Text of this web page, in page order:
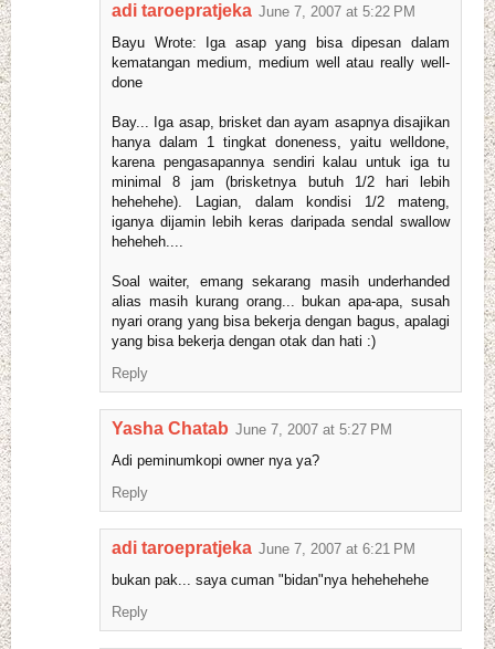
adi taroepratjeka June 7, 2007 at 5:22 PM
Bayu Wrote: Iga asap yang bisa dipesan dalam
kematangan medium, medium well atau really well-
done
Bay... Iga asap, brisket dan ayam asapnya disajikan
hanya dalam 1 tingkat doneness, yaitu welldone,
karena pengasapannya sendiri kalau untuk iga tu
minimal 8 jam (brisketnya butuh 1/2 hari lebih
hehehehe). Lagian, dalam kondisi 1/2 mateng,
iganya dijamin lebih keras daripada sendal swallow
heheheh....
Soal waiter, emang sekarang masih underhanded
alias masih kurang orang... bukan apa-apa, susah
nyari orang yang bisa bekerja dengan bagus, apalagi
yang bisa bekerja dengan otak dan hati :)
Reply
Yasha Chatab June 7, 2007 at 5:27 PM
Adi peminumkopi owner nya ya?
Reply
adi taroepratjeka June 7, 2007 at 6:21 PM
bukan pak... saya cuman "bidan"nya hehehehehe
Reply